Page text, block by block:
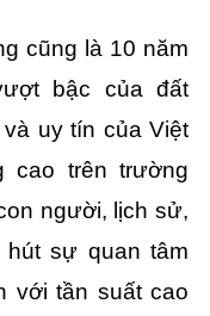
cũng là 10 năm
bậc của đất
uy tín của Việt
cao trên trường
người, lịch sử,
sự quan tâm
với tần suất cao